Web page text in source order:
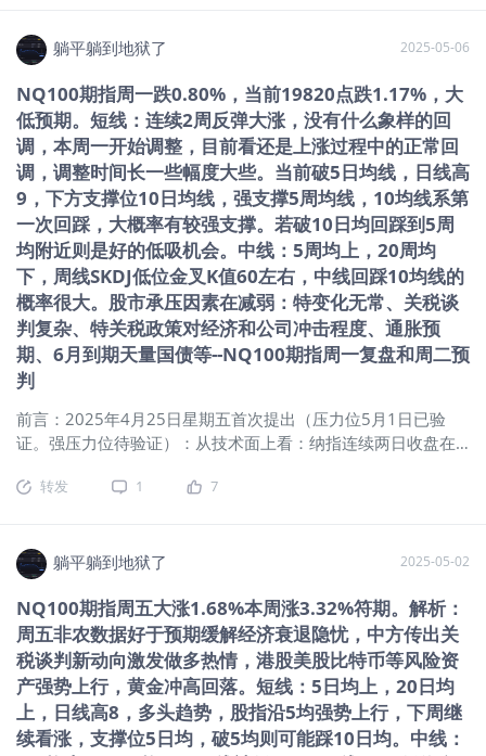
K值84左右，周线K值6
（NQ100期指） 一、消息面、政策面： 当前总的形势：关税谈
判错综复杂、特朗普转向中美显转机、特鲍矛盾有改善、经济
面临诸多不确定、通胀预期持续，6月份即将到期6.5万亿国
债。 （一）美股夜盘： （二）昨夜今晨：美股收盘：三大指数
集体下挫！中概智驾股逆势飙升，小马智行涨超47%，文远知
行涨超31%。现货黄金涨超2.9%，突破3430美元。 （三）国
际宏观：何立峰将在访问瑞士期间，与美国财长贝森特举行会
谈。美联储公布利率决议前，交易员降息预期降温：押注年内
仅三次。黄仁勋：中国AI芯片市场规模将达500亿美元，美企缺
席是巨大损失。 二、技术面： 1、均线 超短：当前5日均粘，
超短振荡趋势。 短期：20日均上，20均走平向上，短期多头趋
势。 中期：5周均上，20周均下，20周均向下，中期空头趋
势。 长期：5月均下，20月均上（盘中破20月均下第1月），长
期多头趋势。25年4月涨跌幅：+2.24%。2024年涨跌幅：
24.90%（东财小型纳指当月连续） 2、macd：日线金叉第16
日、周线死叉（绿柱持续缩短）、月线2025年3月25日已显死
叉（月线死叉第2月）。（经验：日线金叉，20均上，20均走
平或向上大概率会迎来一波上涨。经验：周线金叉行情往往更
持久） 3、神奇9转：日线：无，周线：无，月线：无。 4、
SKDJ指标：日K值83左右，周线K值61左右，低位金叉。（日线
的重要信
躺平躺到地狱了 2025-05-06
NQ100期指周一跌0.80%，当前19820点跌1.17%，大
低预期。短线：连续2周反弹大涨，没有什么象样的回
调，本周一开始调整，目前看还是上涨过程中的正常回
调，调整时间长一些幅度大些。当前破5日均线，日线高
9，下方支撑位10日均线，强支撑5周均线，10均线系第
一次回踩，大概率有较强支撑。若破10日均回踩到5周
均附近则是好的低吸机会。中线：5周均上，20周均
下，周线SKDJ低位金叉K值60左右，中线回踩10均线的
概率很大。股市承压因素在减弱：特变化无常、关税谈
判复杂、特关税政策对经济和公司冲击程度、通胀预
期、6月到期天量国债等--NQ100期指周一复盘和周二预
判
前言：2025年4月25日星期五首次提出（压力位5月1日已验
证。强压力位待验证）：从技术面上看：纳指连续两日收盘在
10日20日三线均粘，5日金叉10日20日均，纳指大概率筑大底
（NQ100期指） 一、消息面、政策面： 当前总的形势：关税谈
判错综复杂、特朗普转向中美显转机、特鲍矛盾有改善、经济
面临诸多不确定、通胀预期持续，6月份即将到期6.5万亿国
债。 （一）美股夜盘： （二）昨夜今晨： （三）国际宏观
二、技术面： 1、均线 超短：5日均下，超短空头趋势。 短
期：20日均上，20均走平，短期多头趋势。 中期：5周均上，
20周均下，20周均向下，中期空头趋势。 长期：5月均下，20
月均上（盘中破20月均下第1月），长期多头趋势。25年4月涨
转发 1 7
躺平躺到地狱了 2025-05-02
NQ100期指周五大涨1.68%本周涨3.32%符期。解析：
周五非农数据好于预期缓解经济衰退隐忧，中方传出关
税谈判新动向激发做多热情，港股美股比特币等风险资
产强势上行，黄金冲高回落。短线：5日均上，20日均
上，日线高8，多头趋势，股指沿5均强势上行，下周继
续看涨，支撑位5日均，破5均则可能踩10日均。中线：